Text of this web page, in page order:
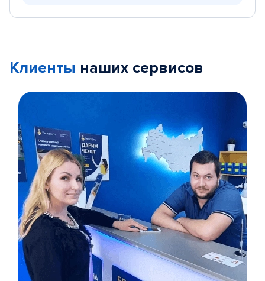
Клиенты наших сервисов